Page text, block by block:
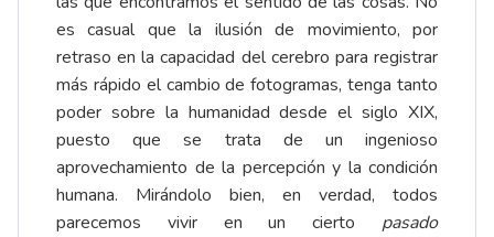
es casual que la ilusión de movimiento, por
retraso en la capacidad del cerebro para registrar
más rápido el cambio de fotogramas, tenga tanto
poder sobre la humanidad desde el siglo XIX,
puesto que se trata de un ingenioso
aprovechamiento de la percepción y la condición
humana. Mirándolo bien, en verdad, todos
parecemos vivir en un cierto pasado